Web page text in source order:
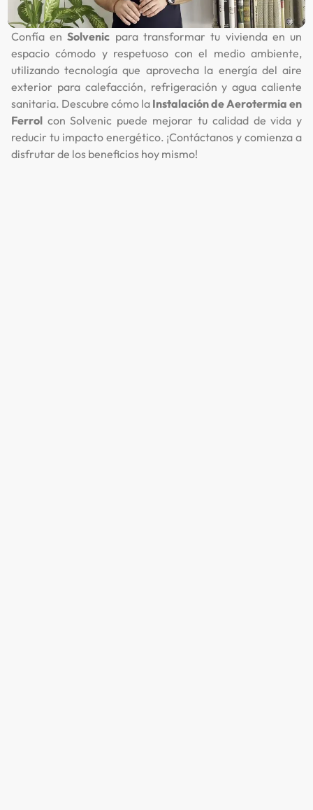
Confía enSolvenic para transformar tu vivienda en un
espacio cómodo y respetuoso con el medio ambiente,
utilizando tecnología que aprovecha la energía del aire
exterior para calefacción, refrigeración y agua caliente
sanitaria. Descubre cómo la Instalación de Aerotermia en
Ferrolcon Solvenic puede mejorar tu calidad de vida y
reducir tu impacto energético. ¡Contáctanos y comienza a
disfrutar de los beneficios hoy mismo!